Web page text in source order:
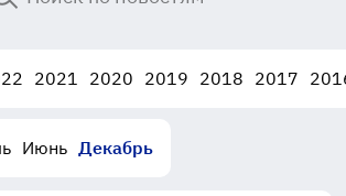
2021 2020 2019 2018 2017
Июнь Декабрь